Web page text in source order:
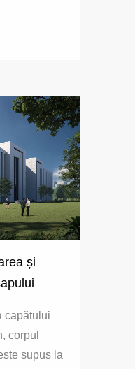
și
capătului
corpul
supus la